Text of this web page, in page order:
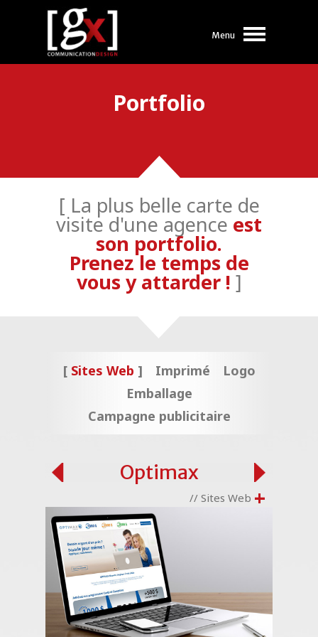
Menu
Portfolio
[ La plus belle carte de
visite d'une agence est
son portfolio.
Prenez le temps de
vous y attarder ! ]
Sites Web Imprimé
Logo
Emballage
Campagne publicitaire
Optimax
// Sites Web +